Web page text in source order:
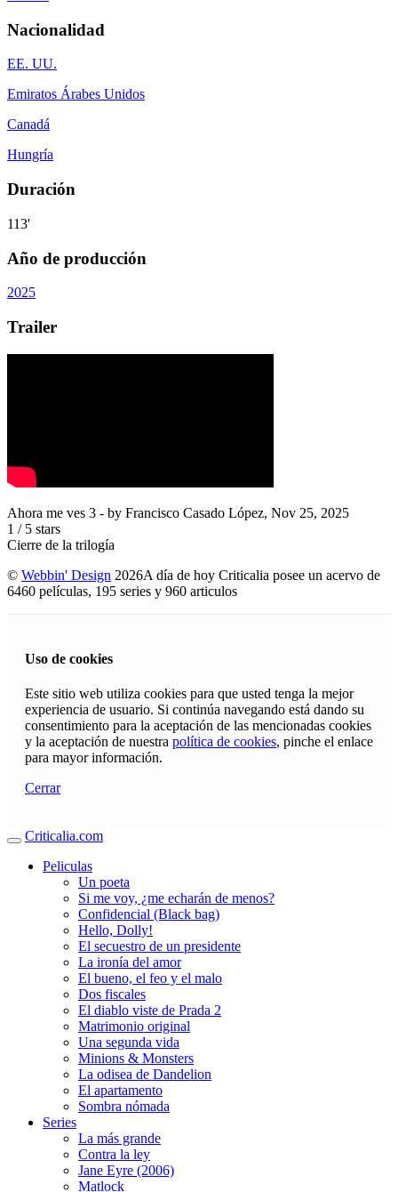
Nacionalidad
EE. UU.
Emiratos Árabes Unidos
Canadá
Hungría
Duración
113'
Año de producción
2025
Trailer
Ahora me ves 3 - by Francisco Casado López, Nov 25, 2025
1 / 5 stars
Cierre de la trilogía
© Webbin' Design 2026A día de hoy Criticalia posee un acervo de
6460 películas, 195 series y 960 articulos
Uso de cookies
Este sitio web utiliza cookies para que usted tenga la mejor
experiencia de usuario. Si continúa navegando está dando su
consentimiento para la aceptación de las mencionadas cookies
y la aceptación de nuestra política de cookies, pinche el enlace
para mayor información.
Cerrar
Criticalia.com
Peliculas
Un poeta
Si me voy, ¿me echarán de menos?
Confidencial (Black bag)
Hello, Dolly!
El secuestro de un presidente
La ironía del amor
El bueno, el feo y el malo
Dos fiscales
El diablo viste de Prada 2
Matrimonio original
Una segunda vida
Minions & Monsters
La odisea de Dandelion
El apartamento
Sombra nómada
Series
La más grande
Contra la ley
Jane Eyre (2006)
Matlock